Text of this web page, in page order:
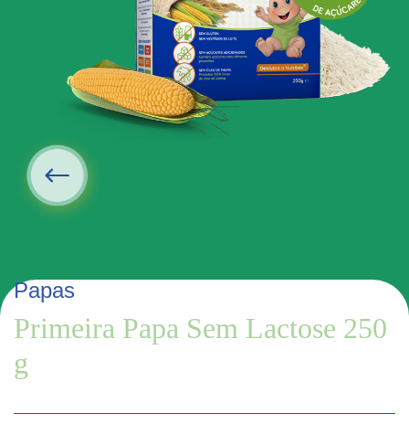
Papas
Primeira Papa Sem Lactose 250
g